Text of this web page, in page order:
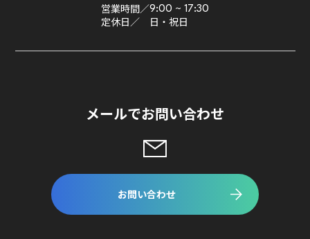
営業時間／9:00 ~ 17:30
定休日／ 日・祝日
メールでお問い合わせ
お問い合わせ